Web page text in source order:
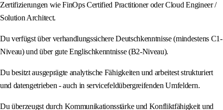
Zertifizierungen wie FinOps Certified Practitioner oder Cloud Engineer /
Solution Architect.
Du verfügst über verhandlungssichere Deutschkenntnisse (mindestens C1-
Niveau) und über gute Englischkenntnisse (B2-Niveau).
Du besitzt ausgeprägte analytische Fähigkeiten und arbeitest strukturiert
und datengetrieben - auch in servicefeldübergreifenden Umfeldern.
Du überzeugst durch Kommunikationsstärke und Konfliktfähigkeit und